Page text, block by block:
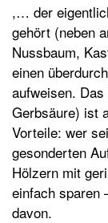
,… der
gehört (neben
Nussbaum,
einen
aufweisen. Das
Gerbsäure) ist
Vorteile: wer
gesonderten
Hölzern mit
einfach sparen
davon.